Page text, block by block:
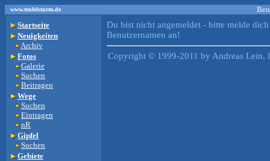
www.teufelsturm.de
Startseite
Neuigkeiten
Archiv
Fotos
Galerie
Suchen
Beitragen
Wege
Suchen
Eintragen
nR
Gipfel
Suchen
Gebiete
Du bist nicht angemeldet - bitte melde
Benutzernamen an!
Copyright © 1999-2011 by Andreas Lein,